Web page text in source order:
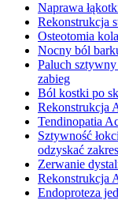
Naprawa
Rekonstrukcja
Osteotomia
Nocny ból
Paluch
zabieg
Ból kostki po
Rekonstrukcja
Tendinopatia
Sztywność
odzyskać
Zerwanie
Rekonstrukcja
Endoproteza